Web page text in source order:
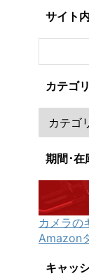
サイト
カテゴ
期間･在
カメラの
Amazon
キャッ